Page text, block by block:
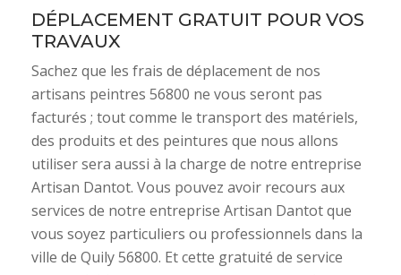
DÉPLACEMENT GRATUIT POUR VOS
TRAVAUX
Sachez que les frais de déplacement de nos
artisans peintres 56800 ne vous seront pas
facturés ; tout comme le transport des matériels,
des produits et des peintures que nous allons
utiliser sera aussi à la charge de notre entreprise
Artisan Dantot. Vous pouvez avoir recours aux
services de notre entreprise Artisan Dantot que
vous soyez particuliers ou professionnels dans la
ville de Quily 56800. Et cette gratuité de service